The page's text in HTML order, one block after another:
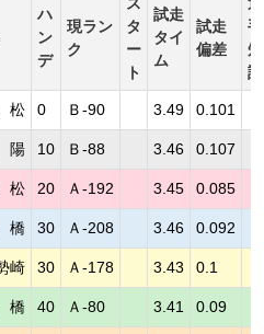
ハ
ン
デ
現ラン
ク
タ
ー
ト
試走
タイ
ム
試走
偏差
手
短
評
松 0 Ｂ-90 3.49 0.101
陽 10 Ｂ-88 3.46 0.107
松 20 Ａ-192 3.45 0.085
橋 30 Ａ-208 3.46 0.092
崎 30 Ａ-178 3.43 0.1
橋 40 Ａ-80 3.41 0.09